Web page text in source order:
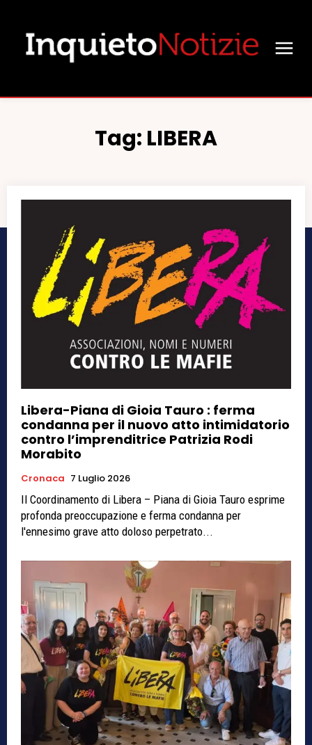
Tag: LIBERA
Libera-Piana di Gioia Tauro : ferma
condanna per il nuovo atto intimidatorio
contro l’imprenditrice Patrizia Rodi
Morabito
Cronaca 7 Luglio 2026
Il Coordinamento di Libera – Piana di Gioia Tauro esprime
profonda preoccupazione e ferma condanna per
l'ennesimo grave atto doloso perpetrato...